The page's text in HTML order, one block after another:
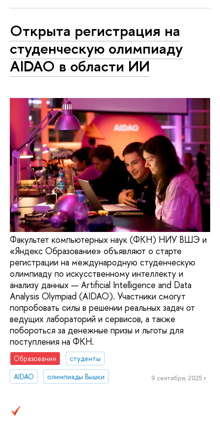
Открыта регистрация на
студенческую олимпиаду
AIDAO в области ИИ
Факультет компьютерных наук (ФКН) НИУ ВШЭ и
«Яндекс Образование» объявляют о старте
регистрации на международную студенческую
олимпиаду по искусственному интеллекту и
анализу данных — Artificial Intelligence and Data
Analysis Olympiad (AIDAO). Участники смогут
попробовать силы в решении реальных задач от
ведущих лабораторий и сервисов, а также
побороться за денежные призы и льготы для
поступления на ФКН.
Образование
студенты
AIDAO
олимпиады Вышки 9 сентября, 2025 г.